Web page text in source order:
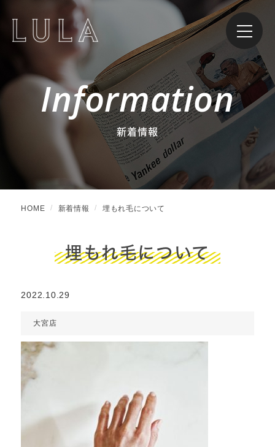
Information
新着情報
HOME 新着情報 埋もれ毛について
埋もれ毛について
2022.10.29
大宮店